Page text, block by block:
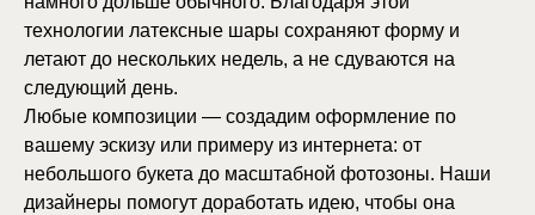
технологии латексные шары сохраняют форму и
летают до нескольких недель, а не сдуваются на
следующий день.
Любые композиции — создадим оформление по
вашему эскизу или примеру из интернета: от
небольшого букета до масштабной фотозоны. Наши
дизайнеры помогут доработать идею, чтобы она